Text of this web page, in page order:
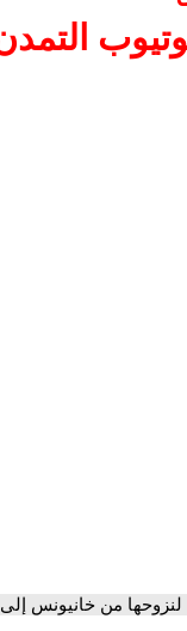
لنزوحها من خانيونس